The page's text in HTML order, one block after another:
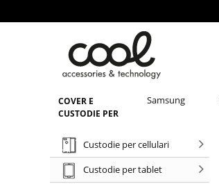
COVER E
CUSTODIE PER
Samsung
Custodie per cellulari
Custodie per tablet